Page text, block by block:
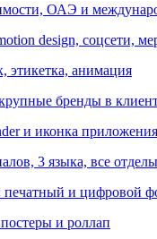
ОАЭ и
design, соцсети,
этикетка, анимация
бренды в
и иконка приложения
3 языка, все отделы
печатный и цифровой
и роллап